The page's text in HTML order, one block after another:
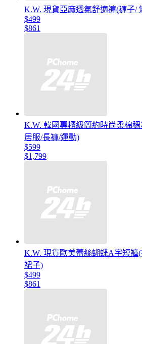
K.W. 現貨亞麻透氣舒適褲(褲子/
$499
$861
K.W. 韓國專櫃級簡約時尚柔棉
居服/長褲/運動)
$599
$1,799
K.W. 現貨歐美蕾絲蝴蝶A字短褲
裙子)
$499
$861